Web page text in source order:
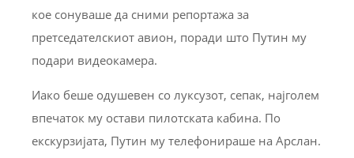
кое сонуваше да сними репортажа за
претседателскиот авион, поради што Путин му
подари видеокамера.
Иако беше одушевен со луксузот, сепак, најголем
впечаток му остави пилотската кабина. По
екскурзијата, Путин му телефонираше на Арслан.